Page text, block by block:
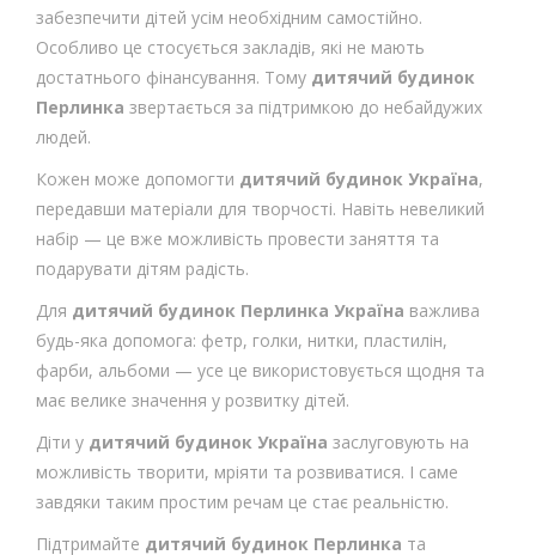
забезпечити дітей усім необхідним самостійно.
Особливо це стосується закладів, які не мають
достатнього фінансування. Тому дитячий будинок
Перлинка звертається за підтримкою до небайдужих
людей.
Кожен може допомогти дитячий будинок Україна,
передавши матеріали для творчості. Навіть невеликий
набір — це вже можливість провести заняття та
подарувати дітям радість.
Для дитячий будинок Перлинка Україна важлива
будь-яка допомога: фетр, голки, нитки, пластилін,
фарби, альбоми — усе це використовується щодня та
має велике значення у розвитку дітей.
Діти у дитячий будинок Україна заслуговують на
можливість творити, мріяти та розвиватися. І саме
завдяки таким простим речам це стає реальністю.
Підтримайте дитячий будинок Перлинка та